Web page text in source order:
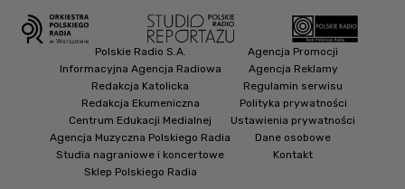
Polskie Radio S.A.
Informacyjna Agencja Radiowa
Redakcja Katolicka
Redakcja Ekumeniczna
Centrum Edukacji Medialnej
Agencja Muzyczna Polskiego Radia
Studia nagraniowe i koncertowe
Sklep Polskiego Radia
Agencja Promocji
Agencja Reklamy
Regulamin serwisu
Polityka prywatności
Ustawienia prywatności
Dane osobowe
Kontakt